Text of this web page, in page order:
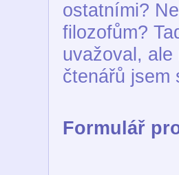
ostatními?
filozofům?
uvažoval,
čtenářů jsem
Formulář